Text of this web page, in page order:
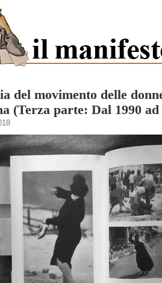
del movimento delle
(Terza parte: Dal 1990 ad